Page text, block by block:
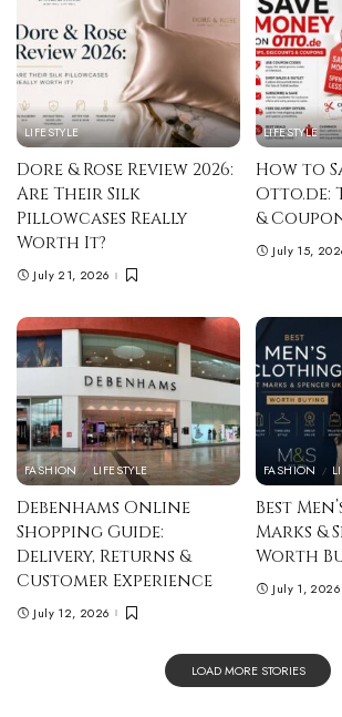
LIFESTYLE
Dore & Rose Review 2026:
Are Their Silk
Pillowcases Really
Worth It?
July 21, 2026
LIFESTYLE
How to
Otto.de:
&
July 15,
FASHION LIFESTYLE
Debenhams Online
Shopping Guide:
Delivery, Returns &
Customer Experience
July 12, 2026
FASHION
Best
Marks &
Worth
July 1, 2026
LOAD MORE STORIES